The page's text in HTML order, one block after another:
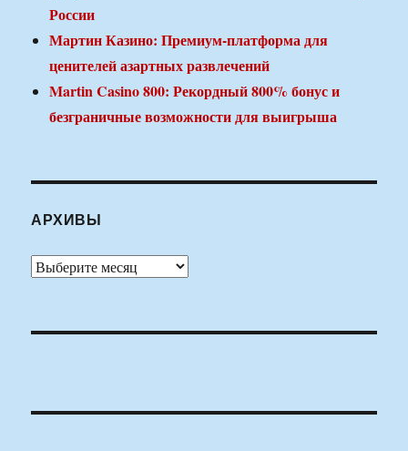
России
Мартин Казино: Премиум-платформа для
ценителей азартных развлечений
Martin Casino 800: Рекордный 800% бонус и
безграничные возможности для выигрыша
АРХИВЫ
Архивы